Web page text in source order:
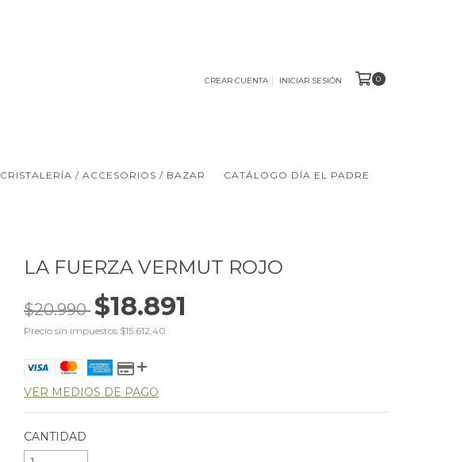
CREAR CUENTA INICIAR SESIÓN 0
CRISTALERÍA / ACCESORIOS / BAZAR CATÁLOGO DÍA EL PADRE
LA FUERZA VERMUT ROJO
$20.990 $18.891
Precio sin impuestos $15.612,40
VER MEDIOS DE PAGO
CANTIDAD